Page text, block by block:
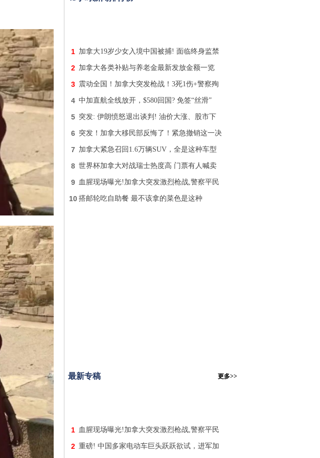
1 加拿大19岁少女入境中国被捕! 面临终身监禁
2 加拿大各类补贴与养老金最新发放金额一览
3 震动全国！加拿大突发枪战！3死1伤+警察殉
4 中加直航全线放开，$580回国? 免签“丝滑”
5 突发: 伊朗愤怒退出谈判! 油价大涨、股市下
6 突发！加拿大移民部反悔了！紧急撤销这一决
7 加拿大紧急召回1.6万辆SUV，全是这种车型
8 世界杯加拿大对战瑞士热度高 门票有人喊卖
9 血腥现场曝光!加拿大突发激烈枪战,警察平民
10 搭邮轮吃自助餐 最不该拿的菜色是这种
最新专稿 更多>>
1 血腥现场曝光!加拿大突发激烈枪战,警察平民
2 重磅! 中国多家电动车巨头跃跃欲试，进军加